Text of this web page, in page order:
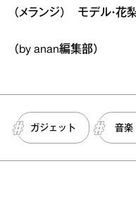
（メランジ） モデル・花
（by anan編集部）
ガジェット 音楽